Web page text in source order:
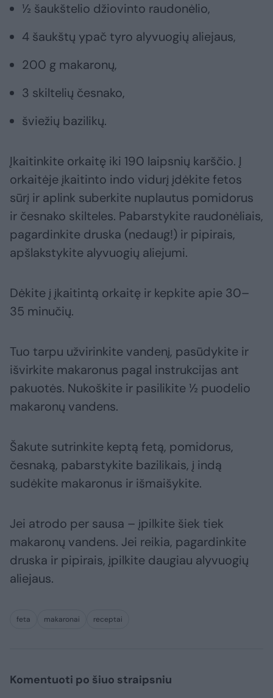
½ šaukštelio džiovinto raudonėlio,
4 šaukštų ypač tyro alyvuogių aliejaus,
200 g makaronų,
3 skiltelių česnako,
šviežių bazilikų.
Įkaitinkite orkaitę iki 190 laipsnių karščio. Į
orkaitėje įkaitinto indo vidurį įdėkite fetos
sūrį ir aplink suberkite nuplautus pomidorus
ir česnako skilteles. Pabarstykite raudonėliais,
pagardinkite druska (nedaug!) ir pipirais,
apšlakstykite alyvuogių aliejumi.
Dėkite į įkaitintą orkaitę ir kepkite apie 30–
35 minučių.
Tuo tarpu užvirinkite vandenį, pasūdykite ir
išvirkite makaronus pagal instrukcijas ant
pakuotės. Nukoškite ir pasilikite ½ puodelio
makaronų vandens.
Šakute sutrinkite keptą fetą, pomidorus,
česnaką, pabarstykite bazilikais, į indą
sudėkite makaronus ir išmaišykite.
Jei atrodo per sausa – įpilkite šiek tiek
makaronų vandens. Jei reikia, pagardinkite
druska ir pipirais, įpilkite daugiau alyvuogių
aliejaus.
feta makaronai receptai
Komentuoti po šiuo straipsniu